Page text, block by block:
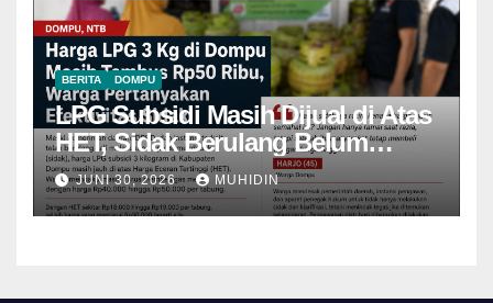
BERITA DOMPU
LPG Subsidi Masih Dijual di Atas
HET, Sidak Berulang Belum
Mampu Menekan Harga
JUNI 30, 2026 MUHIDIN